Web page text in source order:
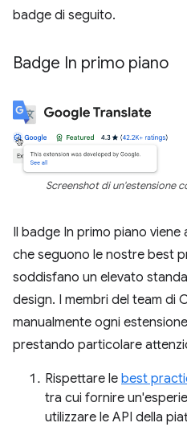
badge di seguito.
Badge In primo piano
Screenshot di un'estensione
Il badge In primo piano viene
che seguono le nostre best
soddisfano un elevato
design. I membri del team di
manualmente ogni
prestando particolare
Rispettare le best
tra cui fornire
utilizzare le API della